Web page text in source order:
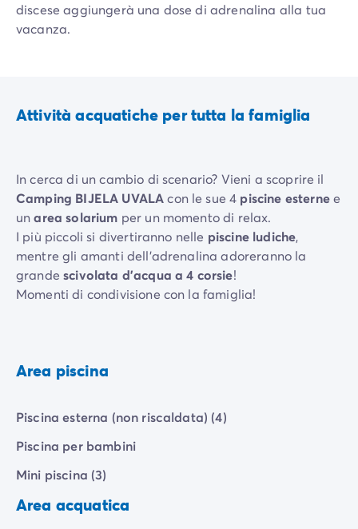
discese aggiungerà una dose di adrenalina alla tua
vacanza.
Attività acquatiche per tutta la famiglia
In cerca di un cambio di scenario? Vieni a scoprire il
Camping BIJELA UVALAcon le sue 4 piscine esternee
unarea solarium per un momento di relax.
I più piccoli si divertiranno nelle piscine ludiche,
mentre gli amanti dell'adrenalina adoreranno la
grandescivolata d'acqua a 4 corsie!
Momenti di condivisione con la famiglia!
Area piscina
Piscina esterna (non riscaldata) (4)
Piscina per bambini
Mini piscina (3)
Area acquatica